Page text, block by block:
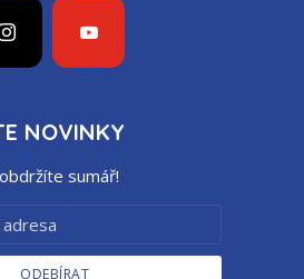
NOVINKY
sumář!